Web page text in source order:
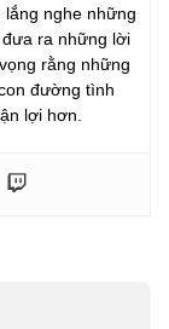
nghe những
ra những lời
rằng những
đường tình
lợi hơn.